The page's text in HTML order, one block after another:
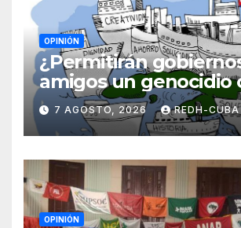
OPINIÓN
¿Permitirán
amigos un genocidio
Cuba? Por Hedelberto
Blanch
7 AGOSTO, 2026 REDH-CUBA
OPINIÓN